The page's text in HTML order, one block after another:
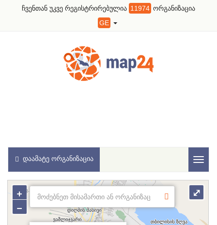
ჩვენთან უკვე რეგისტრირებულია 11974 ორგანიზაცია
GE
ᲓᲐᲐᲛᲐᲢᲔ ᲝᲠᲒᲐᲜᲘᲖᲐᲪᲘᲐ
+
−
⤢